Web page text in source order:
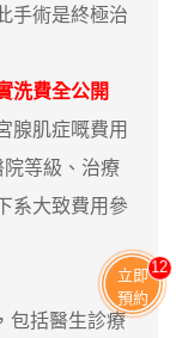
手術是終極治
洗費全公開
肌症嘅費用
等級、治療
系大致費用參
括醫生診療
立即
預約
13